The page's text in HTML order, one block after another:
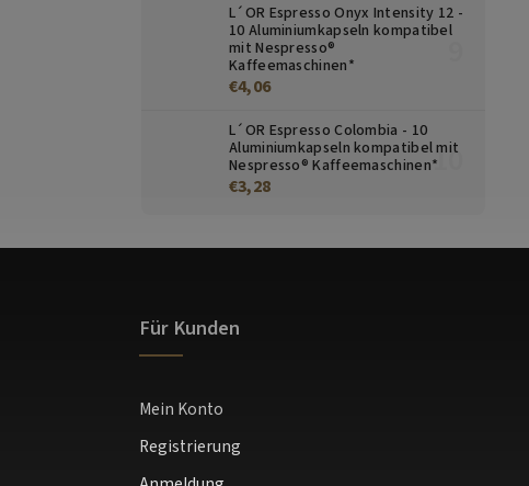
L´OR Espresso Onyx Intensity 12 -
10 Aluminiumkapseln kompatibel
mit Nespresso®
Kaffeemaschinen*
€4,06
L´OR Espresso Colombia - 10
Aluminiumkapseln kompatibel mit
Nespresso® Kaffeemaschinen*
€3,28
Für Kunden
Mein Konto
Registrierung